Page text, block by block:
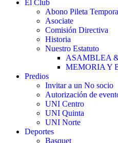
El Club
Abono Pileta
Asociate
Comisión Directiva
Historia
Nuestro Estatuto
ASAMBLEA
MEMORIA Y
Predios
Invitar a un No socio
Autorización de
UNI Centro
UNI Quinta
UNI Norte
Deportes
Basquet